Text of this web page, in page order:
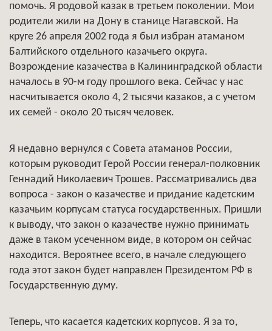
помочь. Я родовой казак в третьем поколении. Мои
родители жили на Дону в станице Нагавской. На
круге 26 апреля 2002 года я был избран атаманом
Балтийского отдельного казачьего округа.
Возрождение казачества в Калининградской области
началось в 90-м году прошлого века. Сейчас у нас
насчитывается около 4, 2 тысячи казаков, а с учетом
их семей - около 20 тысяч человек.
Я недавно вернулся с Совета атаманов России,
которым руководит Герой России генерал-полковник
Геннадий Николаевич Трошев. Рассматривались два
вопроса - закон о казачестве и придание кадетским
казачьим корпусам статуса государственных. Пришли
к выводу, что закон о казачестве нужно принимать
даже в таком усеченном виде, в котором он сейчас
находится. Вероятнее всего, в начале следующего
года этот закон будет направлен Президентом РФ в
Государственную думу.
Теперь, что касается кадетских корпусов. Я за то,